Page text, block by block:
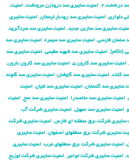
دره‌تخت ۲ , امنیت سایبری سد درودزن مرودشت, امنیت
دلواری, امنیت سایبری سد رودبار لرستان, امنیت سایبری
سایبری سد سازبن جدید, امنیت سایبری سد سردآبرود,
سلمان فارسی, امنیت سایبری سد سیمره, امنیت سایبری سد
(تاکام), امنیت سایبری سد شهید عظیمی, امنیت سایبری سد
, امنیت سایبری سد کارون ۵ , امنیت سایبری سد کارون بارون,
کلات, امنیت سایبری سد گاوشان, امنیت سایبری سد گتوند
سایبری سد گلستان, امنیت سایبری سد لتیان, امنیت
, امنیت سایبری سد ملاصدرا, امنیت سایبری سد منج, امنیت
, امنیت سایبری سد نمهیل, امنیت سایبری شركت آب
سایبری شركت برق منطقه ای فارس, امنیت سایبری شركت
سایبری شركت برق منطقهای اصفهان, امنیت سایبری
, امنیت سایبری شركت برق منطقهای غرب, امنیت سایبری
, امنیت سایبری شركت توانیر , امنیت سایبری شركت توزیع